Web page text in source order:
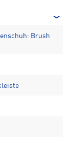
Brush